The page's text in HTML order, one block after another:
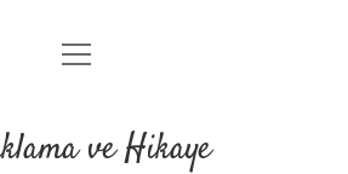
Anasayfa
menüyü
ve Hikaye